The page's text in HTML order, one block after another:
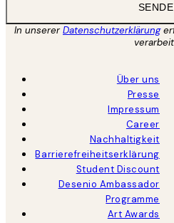
In unsererDatenschutzerklärung
Über uns
Presse
Impressum
Career
Nachhaltigkeit
Barrierefreiheitserklärung
Student Discount
Desenio Ambassador
Programme
Art Awards